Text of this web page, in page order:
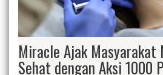
Miracle Ajak
Sehat dengan Aksi 1000